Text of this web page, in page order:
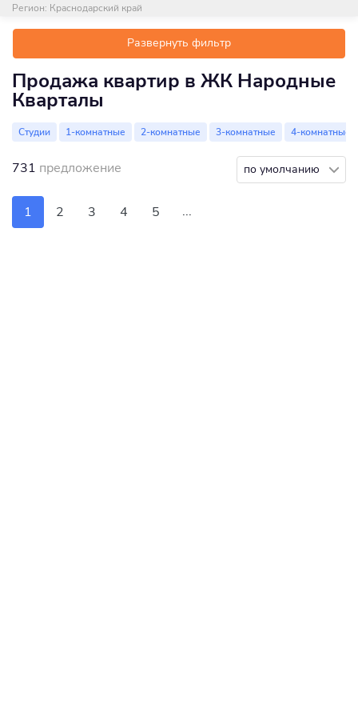
Регион: Краснодарский край
Развернуть фильтр
Продажа квартир в ЖК Народные
Кварталы
Студии 1-комнатные 2-комнатные 3-комнатные 4-комнатные
731 предложение по умолчанию
1 2 3 4 5 ...